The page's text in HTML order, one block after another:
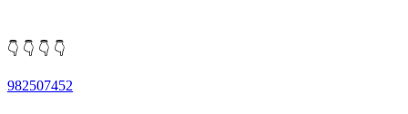
👇 👇 👇 👇
982507452